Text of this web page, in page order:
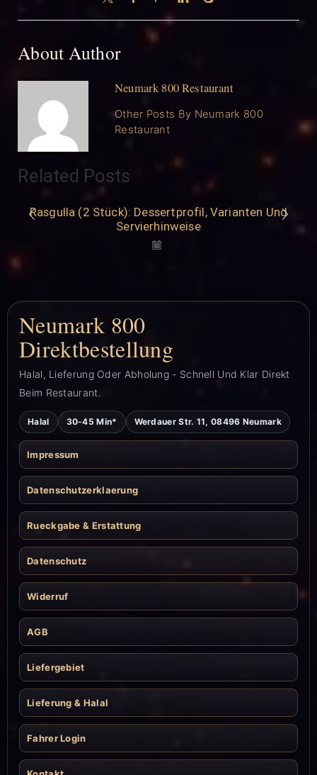
About Author
Neumark 800 Restaurant
Other Posts By Neumark 800
Restaurant
Related Posts
Rasgulla (2 Stück): Dessertprofil, Varianten Und
Servierhinweise
Neumark 800
Direktbestellung
Halal, Lieferung Oder Abholung - Schnell Und Klar Direkt
Beim Restaurant.
Halal 30-45 Min* Werdauer Str. 11, 08496 Neumark
Impressum
Datenschutzerklaerung
Rueckgabe & Erstattung
Datenschutz
Widerruf
AGB
Liefergebiet
Lieferung & Halal
Fahrer Login